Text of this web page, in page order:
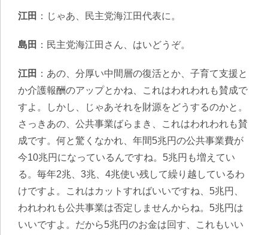
江田 ：じゃあ、民主党海江田代表に。
島田 ：民主党海江田さん、はいどうぞ。
江田 ：あの、分厚い中間層の復活とか、子育て支援と
か介護報酬のアップとかね、これはわれわれも賛成で
すよ。しかし、じゃあそれを財源をどうするのかと。
さっきあの、公共事業ばらまき、これはわれわれも賛
成です。何と驚くなかれ、年間5兆円の公共事業費が
今10兆円になっているんですね。5兆円も増えてい
る。毎年2兆、3兆、4兆使い残して繰り越しているわ
けですよ。これはカットすればいいですね、5兆円、
われわれも公共事業は否定しませんからね。5兆円は
いいですよ。だから5兆円のお金は回す、これもいい